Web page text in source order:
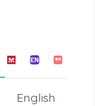
English